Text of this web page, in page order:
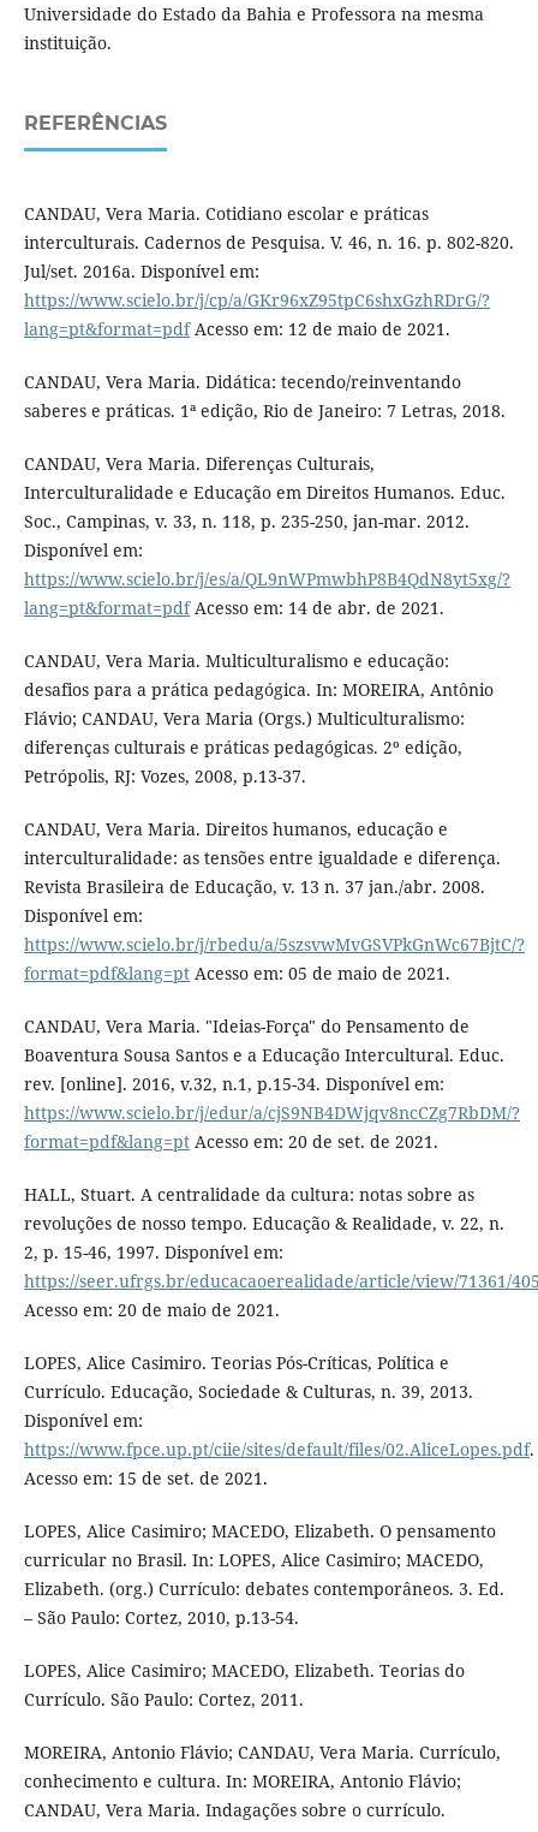
Universidade do Estado da Bahia e Professora na mesma
instituição.
REFERÊNCIAS
CANDAU, Vera Maria. Cotidiano escolar e práticas
interculturais. Cadernos de Pesquisa. V. 46, n. 16. p. 802-820.
Jul/set. 2016a. Disponível em:
https://www.scielo.br/j/cp/a/GKr96xZ95tpC6shxGzhRDrG/?
lang=pt&format=pdfAcesso em: 12 de maio de 2021.
CANDAU, Vera Maria. Didática: tecendo/reinventando
saberes e práticas. 1ª edição, Rio de Janeiro: 7 Letras, 2018.
CANDAU, Vera Maria. Diferenças Culturais,
Interculturalidade e Educação em Direitos Humanos. Educ.
Soc., Campinas, v. 33, n. 118, p. 235-250, jan-mar. 2012.
Disponível em:
https://www.scielo.br/j/es/a/QL9nWPmwbhP8B4QdN8yt5xg/?
lang=pt&format=pdfAcesso em: 14 de abr. de 2021.
CANDAU, Vera Maria. Multiculturalismo e educação:
desafios para a prática pedagógica. In: MOREIRA, Antônio
Flávio; CANDAU, Vera Maria (Orgs.) Multiculturalismo:
diferenças culturais e práticas pedagógicas. 2º edição,
Petrópolis, RJ: Vozes, 2008, p.13-37.
CANDAU, Vera Maria. Direitos humanos, educação e
interculturalidade: as tensões entre igualdade e diferença.
Revista Brasileira de Educação, v. 13 n. 37 jan./abr. 2008.
Disponível em:
https://www.scielo.br/j/rbedu/a/5szsvwMvGSVPkGnWc67BjtC/?
format=pdf&lang=ptAcesso em: 05 de maio de 2021.
CANDAU, Vera Maria. "Ideias-Força" do Pensamento de
Boaventura Sousa Santos e a Educação Intercultural. Educ.
rev. [online]. 2016, v.32, n.1, p.15-34. Disponível em:
https://www.scielo.br/j/edur/a/cjS9NB4DWjqv8ncCZg7RbDM/?
format=pdf&lang=ptAcesso em: 20 de set. de 2021.
HALL, Stuart. A centralidade da cultura: notas sobre as
revoluções de nosso tempo. Educação & Realidade, v. 22, n.
2, p. 15-46, 1997. Disponível em:
https://seer.ufrgs.br/educacaoerealidade/article/view/71361/
Acesso em: 20 de maio de 2021.
LOPES, Alice Casimiro. Teorias Pós-Críticas, Política e
Currículo. Educação, Sociedade & Culturas, n. 39, 2013.
Disponível em:
https://www.fpce.up.pt/ciie/sites/default/files/02.AliceLopes.pdf.
Acesso em: 15 de set. de 2021.
LOPES, Alice Casimiro; MACEDO, Elizabeth. O pensamento
curricular no Brasil. In: LOPES, Alice Casimiro; MACEDO,
Elizabeth. (org.) Currículo: debates contemporâneos. 3. Ed.
– São Paulo: Cortez, 2010, p.13-54.
LOPES, Alice Casimiro; MACEDO, Elizabeth. Teorias do
Currículo. São Paulo: Cortez, 2011.
MOREIRA, Antonio Flávio; CANDAU, Vera Maria. Currículo,
conhecimento e cultura. In: MOREIRA, Antonio Flávio;
CANDAU, Vera Maria. Indagações sobre o currículo.